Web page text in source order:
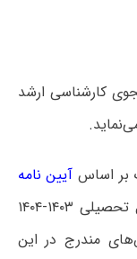
اراک برای سال ۱۴۰۳ دانشجوی کارشناسی ارشد
بر اساس آیین نامه
، در سال تحصیلی ۱۴۰۳-۱۴۰۴
مندرج در این